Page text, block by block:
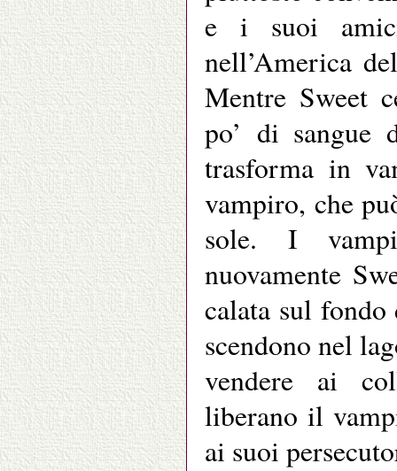
e i suoi
nell’America
Mentre Sweet
po’ di
trasforma in
vampiro, che
sole. I
nuovamente
calata sul
scendono nel
vendere ai
liberano il
ai suoi